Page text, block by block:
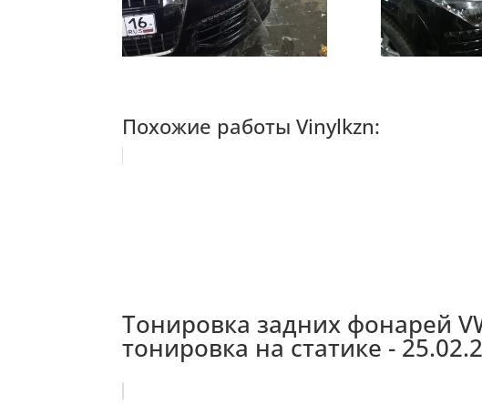
Похожие работы Vinylkzn:
Тонировка задних фонарей
тонировка на статике -